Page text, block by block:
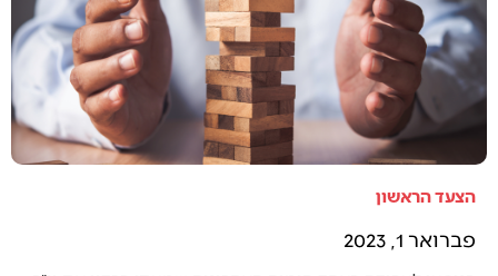
הצעד הראשון
פברואר 1, 2023